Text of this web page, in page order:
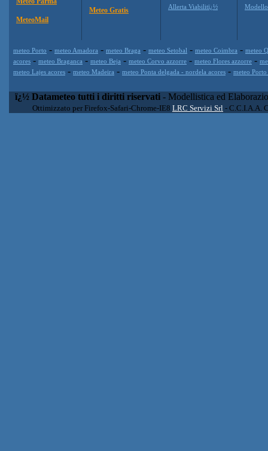
MeteoMail
Meteo Gratis Allerta Viabilitï¿½
meteo Porto - meteo Amadora - meteo Braga - meteo Setobal - meteo Coimbra - meteo
acores - meteo Braganca - meteo Beja - meteo Corvo azzorre - meteo Flores azzorre -
meteo Lajes acores - meteo Madeira - meteo Ponta delgada - nordela acores - meteo Porto
ï¿½ Datameteo tutti i diritti riservati - Modellistica ed
Ottimizzato per Firefox-Safari-Chrome-IE8 LRC Servizi Srl - C.C.I.A.A.